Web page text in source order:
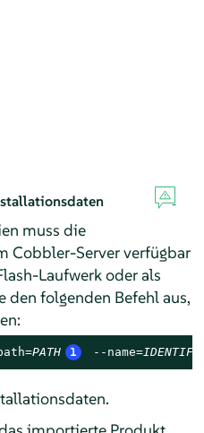
muss die
Cobbler-Server verfügbar
Laufwerk oder als
den folgenden Befehl aus,
PATH 1 --name=